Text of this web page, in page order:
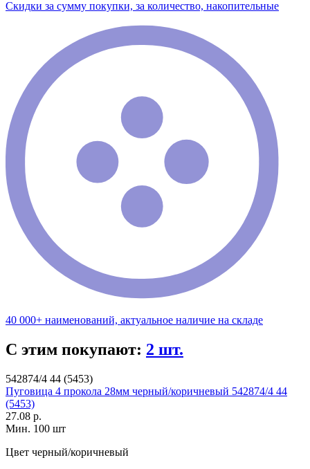
Скидки за сумму покупки, за количество, накопительные
40 000+ наименований, актуальное наличие на складе
С этим покупают: 2 шт.
542874/4 44 (5453)
Пуговица 4 прокола 28мм черный/коричневый 542874/4 44
(5453)
27.08 р.
Мин. 100 шт
Цвет черный/коричневый